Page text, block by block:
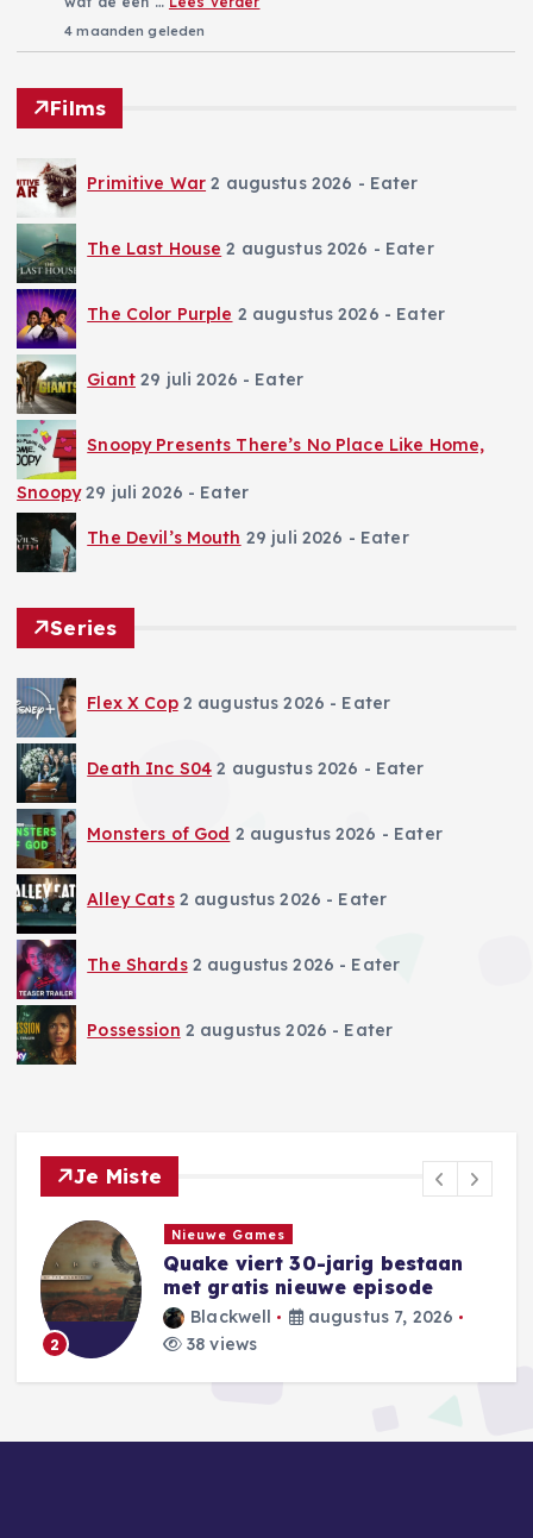
4 maanden geleden
Films
Primitive War 2 augustus 2026 - Eater
The Last House 2 augustus 2026 - Eater
The Color Purple 2 augustus 2026 - Eater
Giant 29 juli 2026 - Eater
Snoopy Presents There’s No Place Like Home,
Snoopy 29 juli 2026 - Eater
The Devil’s Mouth 29 juli 2026 - Eater
Series
Flex X Cop 2 augustus 2026 - Eater
Death Inc S04 2 augustus 2026 - Eater
Monsters of God 2 augustus 2026 - Eater
Alley Cats 2 augustus 2026 - Eater
The Shards 2 augustus 2026 - Eater
Possession 2 augustus 2026 - Eater
Je Miste
3
Gecanceld Vernieuwd in ontwikeling
Komt er Sugar seizoen 3 op
Apple TV?
Eater
augustus 7, 2026
35 views